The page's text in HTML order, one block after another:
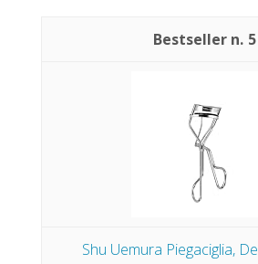
5
Shu Uemura Piegaciglia,